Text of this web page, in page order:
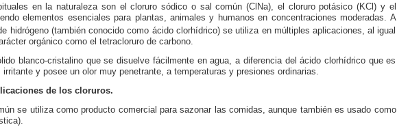
en la naturaleza son el cloruro sódico o sal común (ClNa), el cloruro potásico (KCl) y el
elementos esenciales para plantas, animales y humanos en concentraciones moderadas. A
hidrógeno (también conocido como ácido clorhídrico) se utiliza en múltiples aplicaciones, al igual
orgánico como el tetracloruro de carbono.
blanco-cristalino que se disuelve fácilmente en agua, a diferencia del ácido clorhídrico que es
y posee un olor muy penetrante, a temperaturas y presiones ordinarias.
de los cloruros.
se utiliza como producto comercial para sazonar las comidas, aunque también es usado como